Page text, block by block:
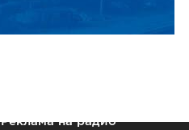
Реклама на радио